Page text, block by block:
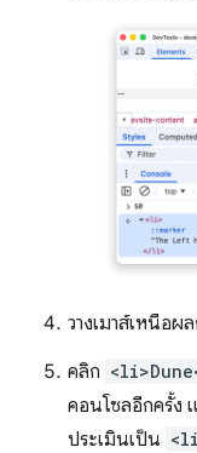
วางเมาส์เหนือผ
คลิก
คอนโซลอีกครั้ง
ประเมินเป็น